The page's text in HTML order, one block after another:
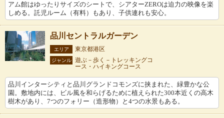
アム館はゆったりサイズのシートで、シアターZEROは迫力の映像を楽
しめる。託児ルーム（有料）もあり、子供連れも安心。
品川セントラルガーデン
エリア 東京都港区
ジャンル
遊ぶ－歩く－トレッキングコ
ース・ハイキングコース
品川インターシティと品川グランドコモンズに挟まれた、緑豊かな公
園。敷地内には、ビル風を和らげるために植えられた300本近くの高木
樹木があり、7つのフォリー（造形物）と4つの水景もある。